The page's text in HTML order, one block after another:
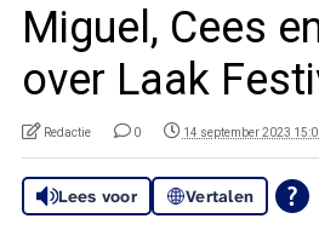
Miguel, Cees
over Laak
Redactie 0 14 september 2023
Lees voor Vertalen